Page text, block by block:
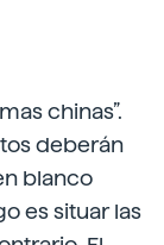
chinas”.
deberán
blanco
es situar las